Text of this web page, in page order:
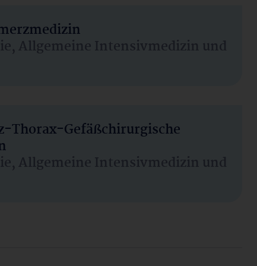
Allgemeine Intensivmedizin und
Thorax-Gefäßchirurgische
Allgemeine Intensivmedizin und